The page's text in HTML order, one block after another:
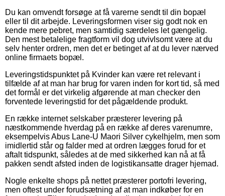
Du kan omvendt forsøge at få varerne sendt til din bopæl
eller til dit arbejde. Leveringsformen viser sig godt nok en
kende mere pebret, men samtidig særdeles let gængelig.
Den mest betalelige fragtform vil dog utvivlsomt være at du
selv henter ordren, men det er betinget af at du lever nærved
online firmaets bopæl.
Leveringstidspunktet på Kvinder kan være ret relevant i
tilfælde af at man har brug for varen inden for kort tid, så med
det formål er det virkelig afgørende at man checker den
forventede leveringstid for det pågældende produkt.
En række internet selskaber præsterer levering på
næstkommende hverdag på en række af deres varenumre,
eksempelvis Abus Lane-U Maori Silver cykelhjelm, men som
imidlertid står og falder med at ordren lægges forud for et
aftalt tidspunkt, således at de med sikkerhed kan nå at få
pakken sendt afsted inden de logistikansatte drager hjemad.
Nogle enkelte shops på nettet præsterer portofri levering,
men oftest under forudsætning af at man indkøber for en